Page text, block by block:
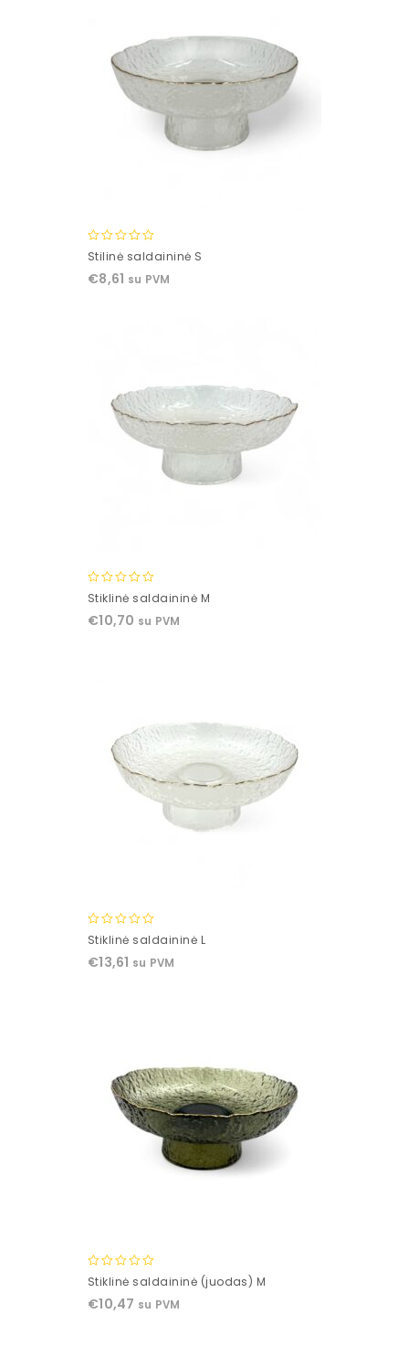
0
of
Stilinė saldaininė S
€8,61 su PVM
0
of
Stiklinė saldaininė M
€10,70 su PVM
0
of
Stiklinė saldaininė L
€13,61 su PVM
0
of
Stiklinė saldaininė (juodas) M
€10,47 su PVM